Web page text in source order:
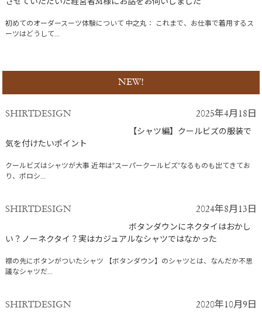
させていただいた経営者M様にお話をお伺いしました
初めてのオーダースーツ体験について 中之丸： これまで、お仕事で着用するス
ーツはどうして...
NEW!
SHIRTDESIGN 2025年4月18日
【シャツ編】クールビズの服装で
気を付けたいポイント
クールビズはシャツが大事 近年は"スーパークールビズ"なるものも出てきてお
り、ポロシ...
SHIRTDESIGN 2024年8月13日
ボタンダウンにネクタイはおかし
い？ノーネクタイ？実はカジュアルなシャツではなかった
襟の先にボタンがついたシャツ 【ボタンダウン】のシャツとは、なんだか不思
議なシャツだ...
SHIRTDESIGN 2020年10月9日